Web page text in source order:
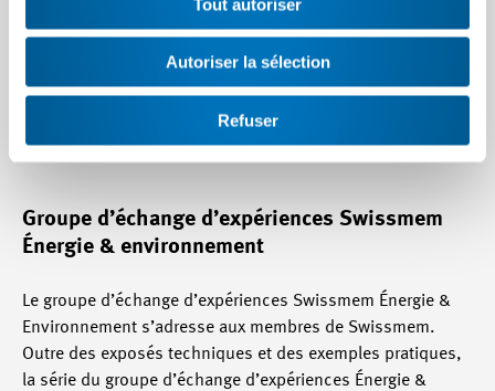
Tout autoriser
Autoriser la sélection
Refuser
faire des économies financières. Pour les participants au
groupe d’échange d’expériences, le fait de partager les
idées sur les avantages et les inconvénients, les défis et
les conseils, a été très utile. Celui qui se penche dès
maintenant activement sur le sujet des rapports est donc
mieux préparé et optimise les processus correspondants.
Groupe d’échange d’expériences Swissmem
Énergie & environnement
Le groupe d’échange d’expériences Swissmem Énergie &
Environnement s’adresse aux membres de Swissmem.
Outre des exposés techniques et des exemples pratiques,
la série du groupe d’échange d’expériences Énergie &